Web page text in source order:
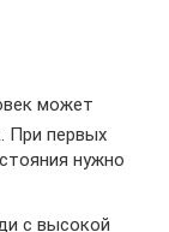
может
При первых
нужно
с высокой